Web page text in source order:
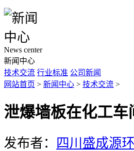
News center
新闻中心
技术交流 行业标准 公司新闻
网站首页 > 新闻中心 > 技术交流 >
泄爆墙板在化工
发布者： 四川盛成源